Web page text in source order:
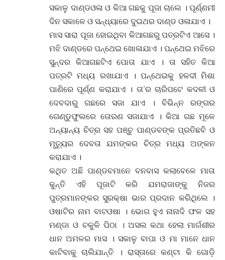
ସକାଳୁ ଦାଣ୍ଡଓଳା ଓ କିଆ ଗଛକୁ ପୂଜା ଚାଲେ । ପୂର୍ଣ୍ଣମୀ
ଦିନ ସକାଳେ ଓ ସନ୍ଧ୍ୟାରେ ଦୁଇଥର ଦାଣ୍ଡ ଓଳାଯାଏ ।
ମାସ ସାରା ପୂଜା ହୋଇଥିବା କିଆଗଛରୁ ପତ୍ରଟିଏ ଆସେ ।
ମଝି ଦାଣ୍ଡରେ ପନ୍ଥେଇ ଖୋଳାଯାଏ । ପନ୍ଥେଇ ମଝିରେ
ସୁନ୍ଦର କିଆଗଛଟିଏ ପୋତା ଯାଏ । ତା ସହିତ କିଆ
ପତ୍ରଟି ମଧ୍ୟ ରଖାଯାଏ । ପନ୍ଥେଇକୁ ହଳଦୀ ମିଶା
ପାଣିରେ ପୂର୍ଣ୍ଣ କରାଯାଏ । ତା’ର ଚାରିପଟେ କଦଳୀ ଓ
ଦେବଦାରୁ ଗଛରେ ସଜା ଯାଏ । ବିଭିନ୍ନ ରଙ୍ଗର
ଗେଣ୍ଡୁଫୁଲରେ ତୋରଣ ସଜାଯାଏ । କିଆ ଗଛ ମୂଳେ
ଅନ୍ୟାନ୍ୟ ଚିତ୍ର ସହ ପଞ୍ଚୁ ପାଣ୍ଡବଙ୍କ ପ୍ରତିଛବି ଓ
ମୃତ୍ୟୁର ଦେବତା ଯମଙ୍କର ଚିତ୍ର ମଧ୍ୟ ଅଙ୍କନ
କରାଯାଏ ।
କଥିତ ଅଛି ପାଣ୍ଡବମାନେ ବନବାସ କଲାବେଳେ ମାତା
କୁନ୍ତି ଏହି ପୂଜାଟି କରି ଯମରାଜାଙ୍କୁ ନିଜର
ପୁତ୍ରମାନଙ୍କର ସୁରକ୍ଷା ଭାର ପ୍ରଦାନ କରିଥିଲେ ।
ଓଷାଟିର ନାମ ବାଟଓଷା । ଭୋଗ ହୁଏ ନାନାଦି ଫଳ ସହ
ମଣ୍ଡା ଓ ଚକୁଳି ପିଠା । ଅସଲ କଥା ହେଲା ମାର୍ଗଶୀର
ଧାନ ଅମଳର ମାସ । ସକାଳୁ ବାପା ଓ ମା ମାନେ ଧାନ
କାଟିବାକୁ ଚାଲିଯାନ୍ତି । ରାସ୍ତାରେ କଣ୍ଟା କି ଗୋଡ଼ି